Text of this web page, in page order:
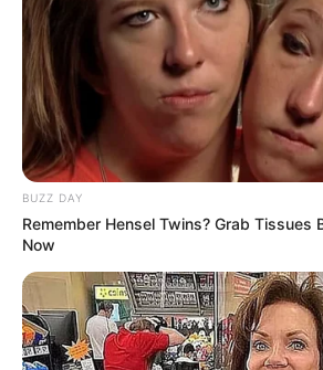
คนวันจันทร์
ไพ่ประจำวันของท่านในวันนี้ คือ
BUZZ DAY
Remember Hensel Twins? Grab Tissues
Now